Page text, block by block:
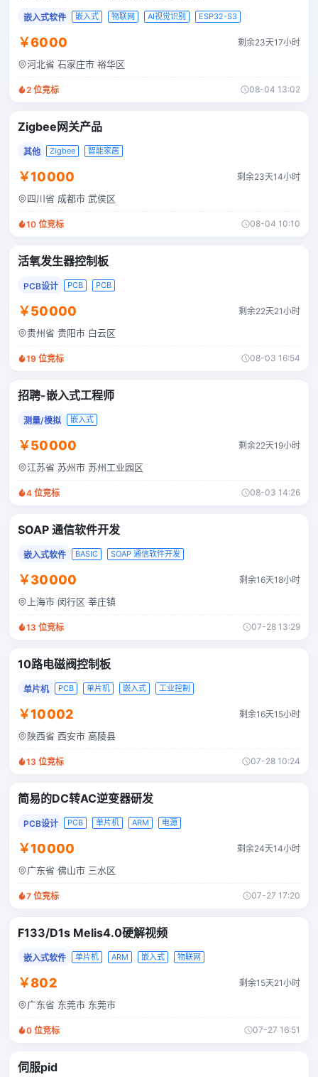
嵌入式软件 嵌入式 物联网 AI视觉识别 ESP32-S3
￥6000 剩余23天17小时
河北省 石家庄市 裕华区
2 位竞标 08-04 13:02
Zigbee网关产品
其他 Zigbee 智能家居
￥10000 剩余23天14小时
四川省 成都市 武侯区
10 位竞标 08-04 10:10
活氧发生器控制板
PCB设计 PCB PCB
￥50000 剩余22天21小时
贵州省 贵阳市 白云区
19 位竞标 08-03 16:54
招聘-嵌入式工程师
测量/模拟 嵌入式
￥50000 剩余22天19小时
江苏省 苏州市 苏州工业园区
4 位竞标 08-03 14:26
SOAP 通信软件开发
嵌入式软件 BASIC SOAP 通信软件开发
￥30000 剩余16天18小时
上海市 闵行区 莘庄镇
13 位竞标 07-28 13:29
10路电磁阀控制板
单片机 PCB 单片机 嵌入式 工业控制
￥10002 剩余16天15小时
陕西省 西安市 高陵县
13 位竞标 07-28 10:24
简易的DC转AC逆变器研发
PCB设计 PCB 单片机 ARM 电源
￥10000 剩余24天14小时
广东省 佛山市 三水区
7 位竞标 07-27 17:20
F133/D1s Melis4.0硬解视频
嵌入式软件 单片机 ARM 嵌入式 物联网
￥802 剩余15天21小时
广东省 东莞市 东莞市
0 位竞标 07-27 16:51
伺服pid